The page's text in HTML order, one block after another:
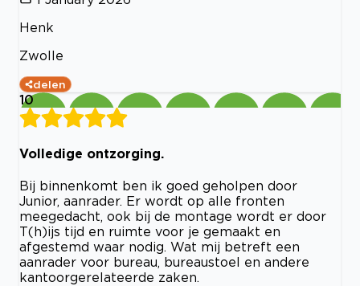
Henk
Zwolle
delen
10
Volledige ontzorging.
Bij binnenkomt ben ik goed geholpen door
Junior, aanrader. Er wordt op alle fronten
meegedacht, ook bij de montage wordt er door
T(h)ijs tijd en ruimte voor je gemaakt en
afgestemd waar nodig. Wat mij betreft een
aanrader voor bureau, bureaustoel en andere
kantoorgerelateerde zaken.